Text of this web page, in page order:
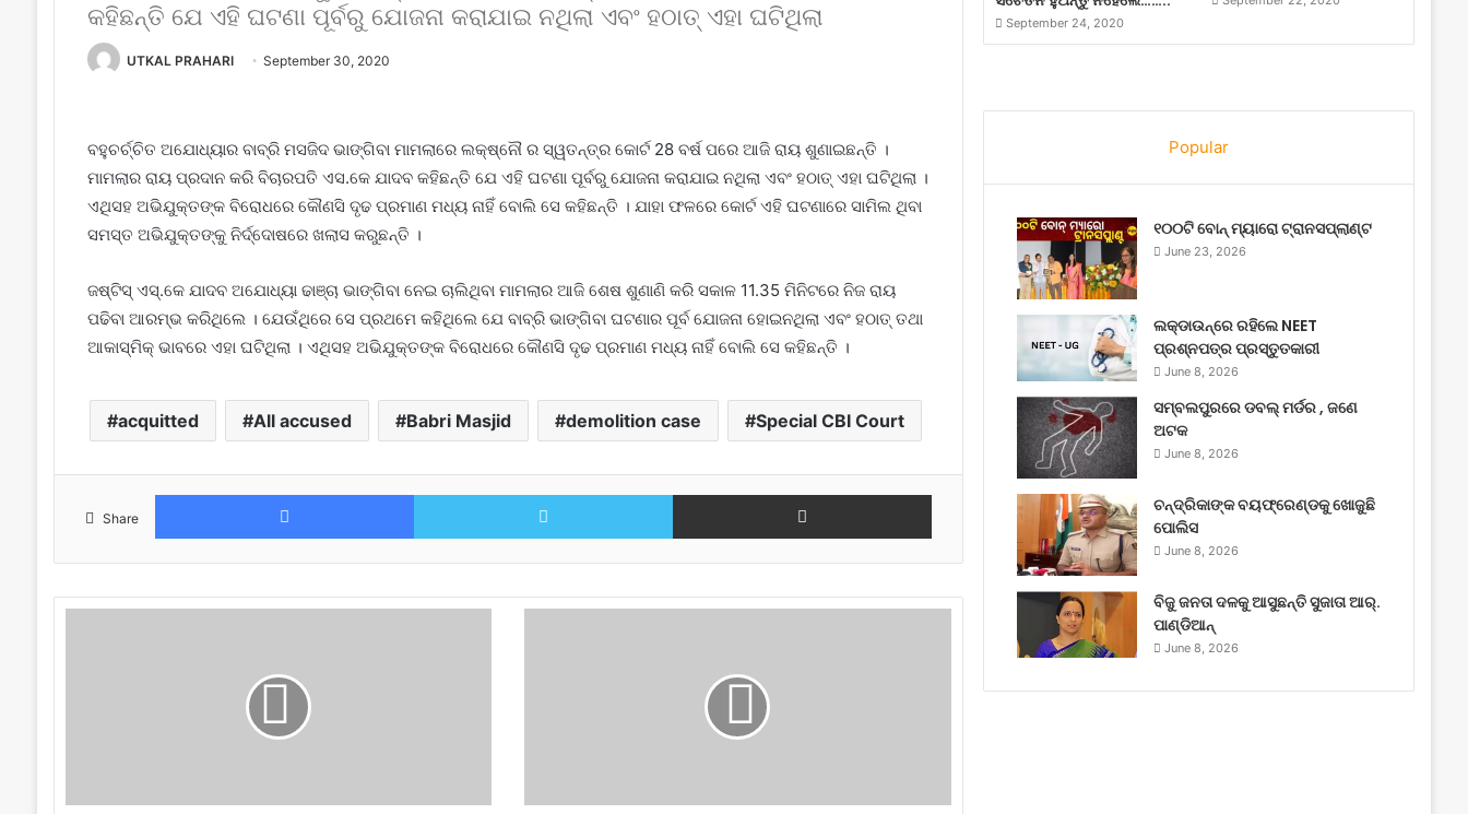
କହିଛନ୍ତି ଯେ ଏହି ଘଟଣା ପୂର୍ବରୁ ଯୋଜନା କରାଯାଇ ନଥିଲା ଏବଂ ହଠାତ୍ ଏହା ଘଟିଥିଲା
UTKAL PRAHARI September 30, 2020
ବହୁଚର୍ଚ୍ଚିତ ଅଯୋଧ୍ୟାର ବାବ୍ରି ମସଜିଦ ଭାଙ୍ଗିବା ମାମଲାରେ ଲକ୍ଷ୍ନୌ ର ସ୍ୱତନ୍ତ୍ର କୋର୍ଟ 28 ବର୍ଷ ପରେ ଆଜି ରାୟ ଶୁଣାଇଛନ୍ତି ।
ମାମଲାର ରାୟ ପ୍ରଦାନ କରି ବିଚାରପତି ଏସ.କେ ଯାଦବ କହିଛନ୍ତି ଯେ ଏହି ଘଟଣା ପୂର୍ବରୁ ଯୋଜନା କରାଯାଇ ନଥିଲା ଏବଂ ହଠାତ୍ ଏହା ଘଟିଥିଲା ।
ଏଥିସହ ଅଭିଯୁକ୍ତଙ୍କ ବିରୋଧରେ କୌଣସି ଦୃଢ ପ୍ରମାଣ ମଧ୍ୟ ନାହିଁ ବୋଲି ସେ କହିଛନ୍ତି । ଯାହା ଫଳରେ କୋର୍ଟ ଏହି ଘଟଣାରେ ସାମିଲ ଥିବା
ସମସ୍ତ ଅଭିଯୁକ୍ତଙ୍କୁ ନିର୍ଦ୍ଦୋଷରେ ଖଲାସ କରୁଛନ୍ତି ।
ଜଷ୍ଟିସ୍ ଏସ୍.କେ ଯାଦବ ଅଯୋଧ୍ୟା ଢାଞ୍ଚା ଭାଙ୍ଗିବା ନେଇ ଚାଲିଥିବା ମାମଲାର ଆଜି ଶେଷ ଶୁଣାଣି କରି ସକାଳ 11.35 ମିନିଟରେ ନିଜ ରାୟ
ପଢିବା ଆରମ୍ଭ କରିଥିଲେ । ଯେଉଁଥିରେ ସେ ପ୍ରଥମେ କହିଥିଲେ ଯେ ବାବ୍ରି ଭାଙ୍ଗିବା ଘଟଣାର ପୂର୍ବ ଯୋଜନା ହୋଇନଥିଲା ଏବଂ ହଠାତ୍ ତଥା
ଆକାସ୍ମିକ୍ ଭାବରେ ଏହା ଘଟିଥିଲା । ଏଥିସହ ଅଭିଯୁକ୍ତଙ୍କ ବିରୋଧରେ କୌଣସି ଦୃଢ ପ୍ରମାଣ ମଧ୍ୟ ନାହିଁ ବୋଲି ସେ କହିଛନ୍ତି ।
acquitted All accused Babri Masjid demolition case Special CBI Court
Share
Facebook Twitter Share via Email
September 24, 2020
Popular
୧୦୦ଟି ବୋନ୍ ମ୍ୟାରୋ ଟ୍ରାନସପ୍ଲାଣ୍ଟ
June 23, 2026
ଲକ୍‌ଡାଉନ୍‌ରେ ରହିଲେ NEET
ପ୍ରଶ୍ନପତ୍ର ପ୍ରସ୍ତୁତକାରୀ
June 8, 2026
ସମ୍ବଲପୁରରେ ଡବଲ୍ ମର୍ଡର , ଜଣେ
ଅଟକ
June 8, 2026
ଚନ୍ଦ୍ରିକାଙ୍କ ବୟଫ୍ରେଣ୍ଡକୁ ଖୋଜୁଛି
ପୋଲିସ
June 8, 2026
ବିଜୁ ଜନତା ଦଳକୁ ଆସୁଛନ୍ତି ସୁଜାତା ଆର୍‌.
ପାଣ୍ଡିଆନ୍
June 8, 2026